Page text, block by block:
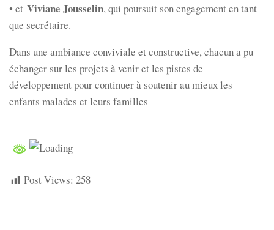
• et Viviane Jousselin, qui poursuit son engagement en tant
que secrétaire.
Dans une ambiance conviviale et constructive, chacun a pu
échanger sur les projets à venir et les pistes de
développement pour continuer à soutenir au mieux les
enfants malades et leurs familles
Post Views: 258